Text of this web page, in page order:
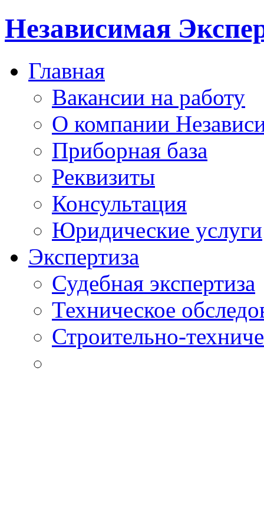
Независимая
Главная
Вакансии на работу
О компании
Приборная база
Реквизиты
Консультация
Юридические услуги
Экспертиза
Судебная экспертиза
Техническое
Строительно-